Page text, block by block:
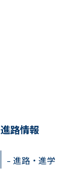
進路情報
進路・進学